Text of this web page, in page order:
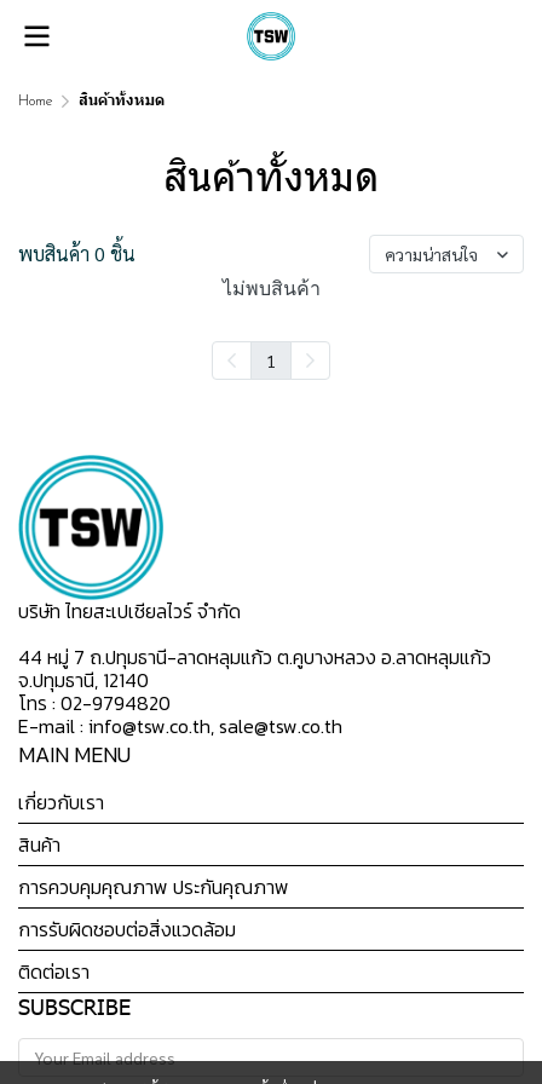
Home สินค้าทั้งหมด
สินค้าทั้งหมด
พบสินค้า 0 ชิ้น ความน่าสนใจ
ไม่พบสินค้า
1
บริษัท ไทยสะเปเชียลไวร์ จำกัด
44 หมู่ 7 ถ.ปทุมธานี-ลาดหลุมแก้ว ต.คูบางหลวง อ.ลาดหลุมแก้ว
จ.ปทุมธานี, 12140
โทร : 02-9794820
E-mail : info@tsw.co.th, sale@tsw.co.th
MAIN MENU
เกี่ยวกับเรา
สินค้า
การควบคุมคุณภาพ ประกันคุณภาพ
การรับผิดชอบต่อสิ่งแวดล้อม
ติดต่อเรา
SUBSCRIBE